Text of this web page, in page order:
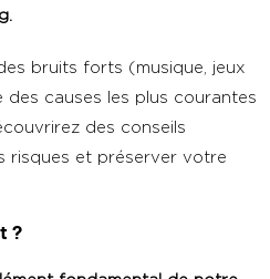
bruits forts (musique, jeux
causes les plus courantes
des conseils
risques et préserver votre
?